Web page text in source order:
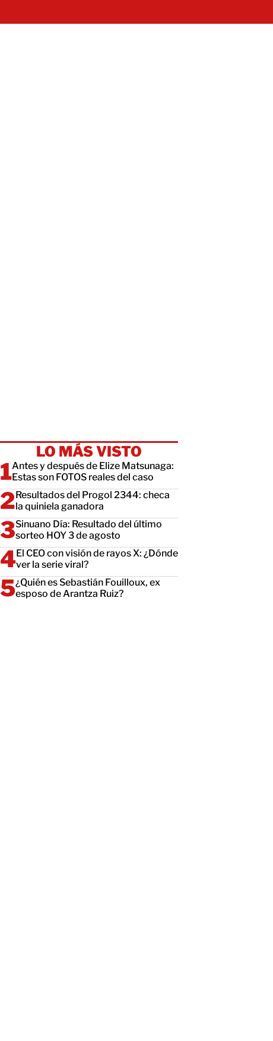
LO MÁS VISTO
Antes y después de Elize Matsunaga:
Estas son FOTOS reales del caso
Resultados del Progol 2344: checa
la quiniela ganadora
Sinuano Día: Resultado del último
sorteo HOY 3 de agosto
El CEO con visión de rayos X: ¿Dónde
ver la serie viral?
¿Quién es Sebastián Fouilloux, ex
esposo de Arantza Ruiz?